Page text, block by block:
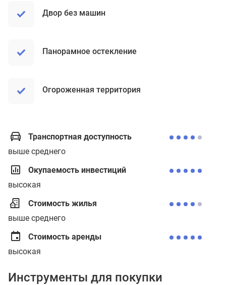
Двор без машин
Панорамное остекление
Огороженная территория
Транспортная доступность
выше среднего
Окупаемость инвестиций
высокая
Стоимость жилья
выше среднего
Стоимость аренды
высокая
Инструменты для покупки